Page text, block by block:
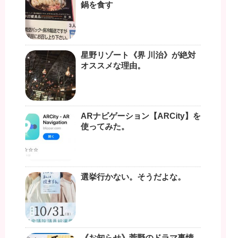
鍋を食す
星野リゾート《界 川治》が絶対
オススメな理由。
ARナビゲーション【ARCity】を
使ってみた。
選挙行かない。そうだよな。